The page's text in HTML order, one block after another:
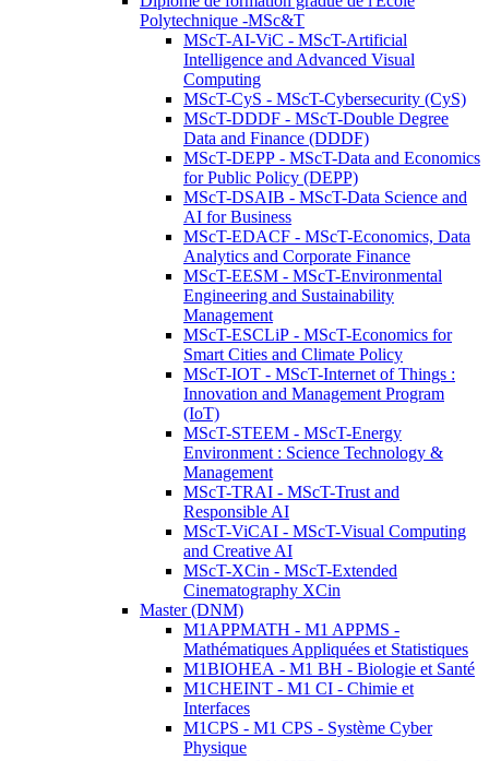
Polytechnique -MSc&T
MScT-AI-ViC - MScT-Artificial
Intelligence and Advanced Visual
Computing
MScT-CyS - MScT-Cybersecurity (CyS)
MScT-DDDF - MScT-Double Degree
Data and Finance (DDDF)
MScT-DEPP - MScT-Data and Economics
for Public Policy (DEPP)
MScT-DSAIB - MScT-Data Science and
AI for Business
MScT-EDACF - MScT-Economics, Data
Analytics and Corporate Finance
MScT-EESM - MScT-Environmental
Engineering and Sustainability
Management
MScT-ESCLiP - MScT-Economics for
Smart Cities and Climate Policy
MScT-IOT - MScT-Internet of Things :
Innovation and Management Program
(IoT)
MScT-STEEM - MScT-Energy
Environment : Science Technology &
Management
MScT-TRAI - MScT-Trust and
Responsible AI
MScT-ViCAI - MScT-Visual Computing
and Creative AI
MScT-XCin - MScT-Extended
Cinematography XCin
Master (DNM)
M1APPMATH - M1 APPMS -
Mathématiques Appliquées et Statistiques
M1BIOHEA - M1 BH - Biologie et Santé
M1CHEINT - M1 CI - Chimie et
Interfaces
M1CPS - M1 CPS - Système Cyber
Physique